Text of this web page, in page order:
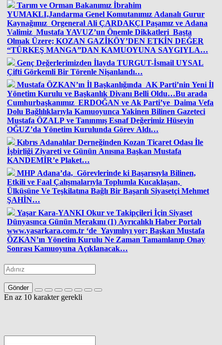
Tarım ve Orman Bakanımız İbrahim
YUMAKLI,Jandarma Genel Komutanımız Adanalı Gurur
Kaynağımız Orgeneral Ali ÇARDAKÇI Paşamız ve Adana
Valimiz Mustafa YAVUZ’un Önemle Dikkatleri Başta
Olmak Üzere; KOZAN GAZİKÖY’DEN ETKİN DEĞER
“TÜRKEŞ MANGA”DAN KAMUOYUNA SAYGIYLA…
Genç Değerlerimizden İlayda TURGUT-İsmail UYSAL
Çifti Görkemli Bir Törenle Nişanlandı…
Mustafa ÖZKAN’ın İl Başkanlığında AK Parti’nin Yeni İl
Yönetim Kurulu ve Başkanlık Divanı Belli Oldu…Bu arada
Cumhurbaşkanımız ERDOĞAN ve Ak Parti’ye Daima Vefa
Dolu Bağlılıklarıyla Kamuoyunca Yakinen Bilinen Gazeteci
Mustafa ÖZALP ve Tanınmış Esnaf Değerimiz Hüseyin
OĞUZ’da Yönetim Kurulunda Görev Aldı…
Kıbrıs Adanalılar Derneğinden Kozan Ticaret Odası İle
İşbirliği Ziyareti ve Günün Anısına Başkan Mustafa
KANDEMİR’e Plaket…
MHP Adana’da, Görevlerinde ki Başarısıyla Bilinen,
Etkili ve Faal Çalışmalarıyla Toplumla Kucaklaşan,
Ülküsüne Ve Teşkilatına Bağlı Bir Başarılı Siyasetçi Mehmet
ŞAHİN…
Yaşar Kara-YANKI Okur ve Takipçileri İçin Siyaset
Dünyasınca Günün Merakını (1) Ayrıcalıklı Haber Portalı
www.yasarkara.com.tr ‘de Yayımlıyı yor; Başkan Mustafa
ÖZKAN’ın Yönetim Kurulu Ne Zaman Tamamlanıp Onay
Sonrası Kamuoyuna Açıklanacak…
Gönder
En az 10 karakter gerekli